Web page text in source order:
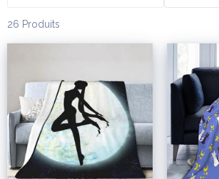
26 Produits